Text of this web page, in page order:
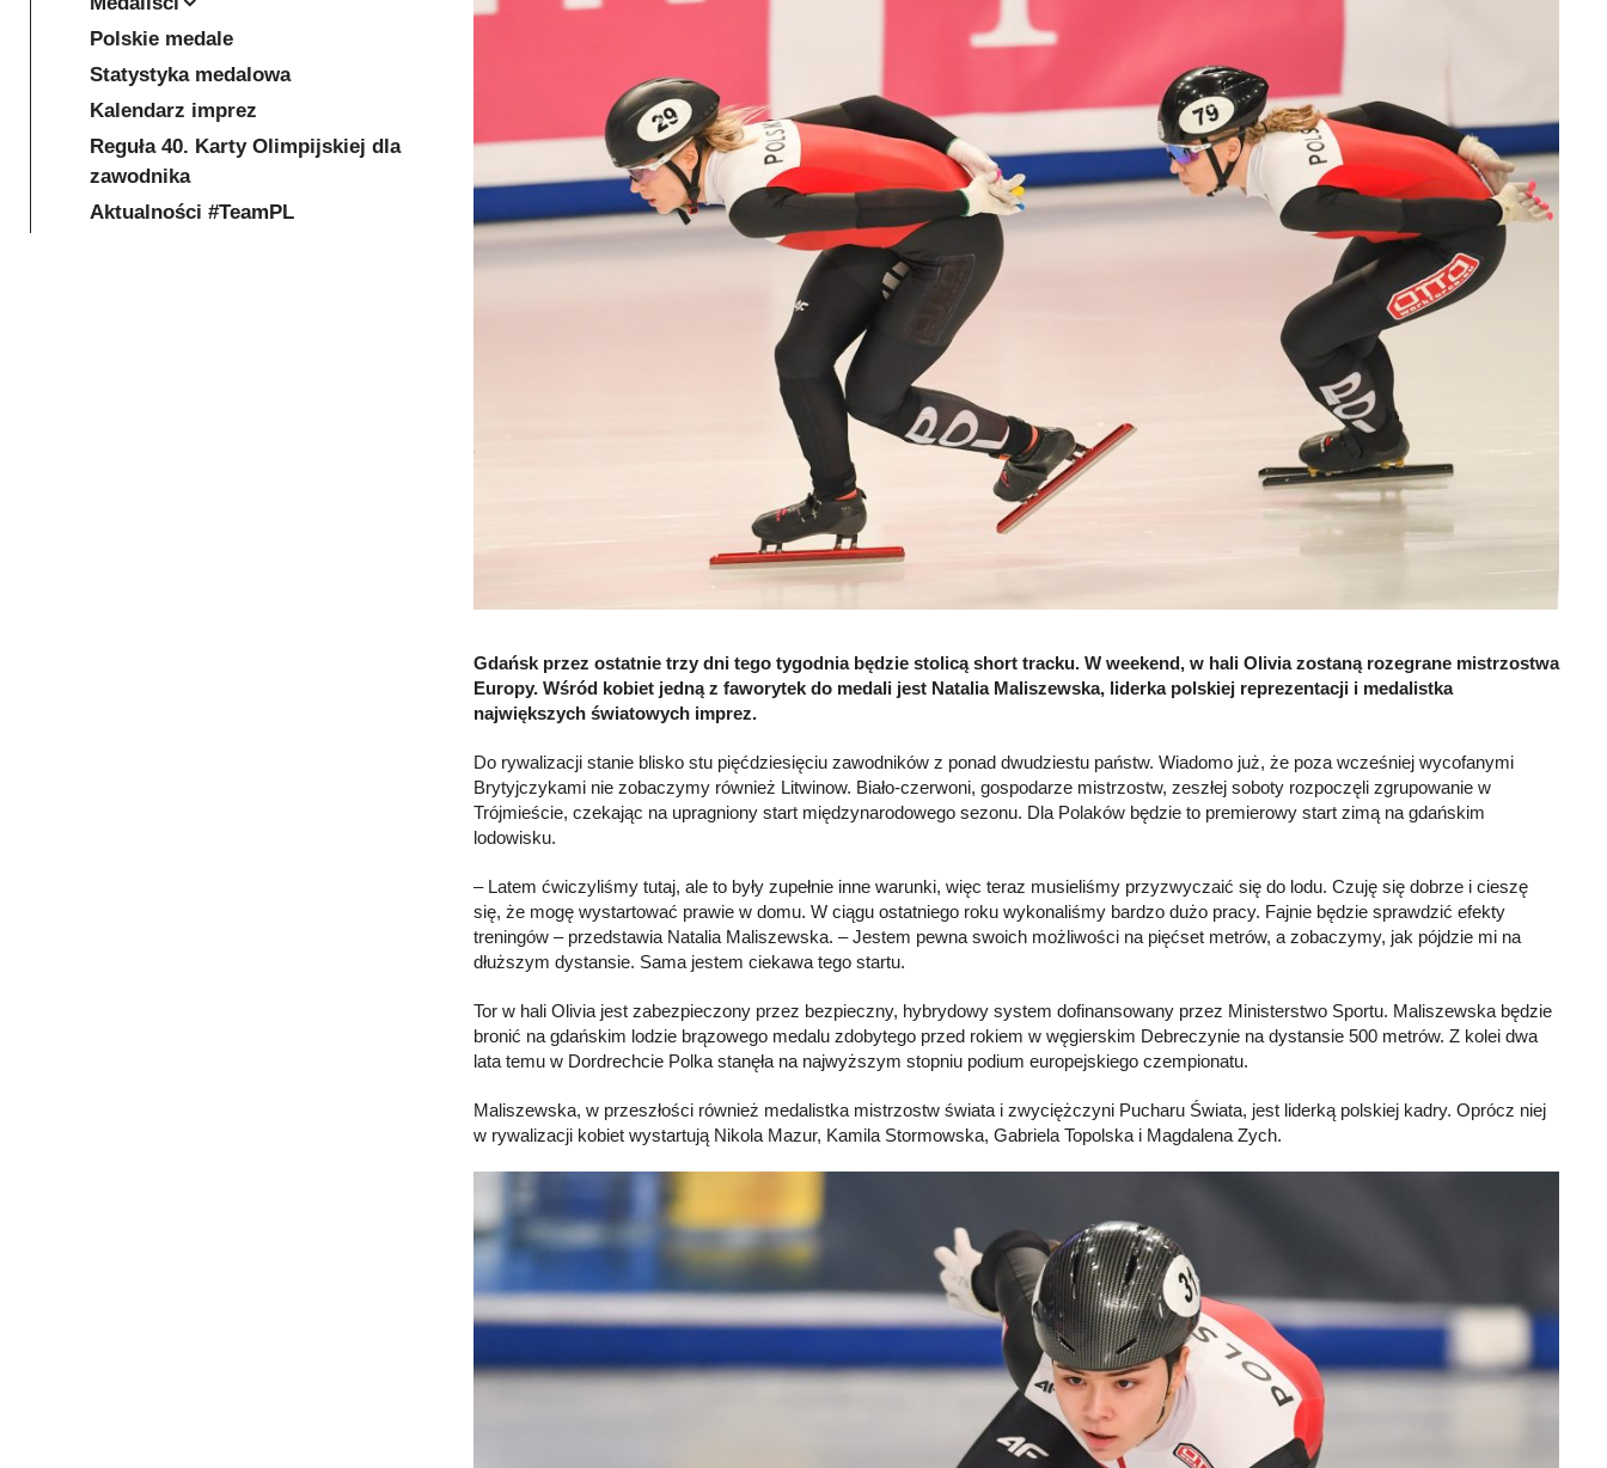
Gdańsk przez ostatnie trzy dni tego tygodnia będzie stolicą short tracku. W weekend, w hali Olivia zostaną rozegrane mistrzostwa
Europy. Wśród kobiet jedną z faworytek do medali jest Natalia Maliszewska, liderka polskiej reprezentacji i medalistka
największych światowych imprez.
Do rywalizacji stanie blisko stu pięćdziesięciu zawodników z ponad dwudziestu państw. Wiadomo już, że poza wcześniej wycofanymi
Brytyjczykami nie zobaczymy również Litwinow. Biało-czerwoni, gospodarze mistrzostw, zeszłej soboty rozpoczęli zgrupowanie w
Trójmieście, czekając na upragniony start międzynarodowego sezonu. Dla Polaków będzie to premierowy start zimą na gdańskim
lodowisku.
– Latem ćwiczyliśmy tutaj, ale to były zupełnie inne warunki, więc teraz musieliśmy przyzwyczaić się do lodu. Czuję się dobrze i cieszę
się, że mogę wystartować prawie w domu. W ciągu ostatniego roku wykonaliśmy bardzo dużo pracy. Fajnie będzie sprawdzić efekty
treningów – przedstawia Natalia Maliszewska. – Jestem pewna swoich możliwości na pięćset metrów, a zobaczymy, jak pójdzie mi na
dłuższym dystansie. Sama jestem ciekawa tego startu.
Tor w hali Olivia jest zabezpieczony przez bezpieczny, hybrydowy system dofinansowany przez Ministerstwo Sportu. Maliszewska będzie
bronić na gdańskim lodzie brązowego medalu zdobytego przed rokiem w węgierskim Debreczynie na dystansie 500 metrów. Z kolei dwa
lata temu w Dordrechcie Polka stanęła na najwyższym stopniu podium europejskiego czempionatu.
Maliszewska, w przeszłości również medalistka mistrzostw świata i zwyciężczyni Pucharu Świata, jest liderką polskiej kadry. Oprócz niej
w rywalizacji kobiet wystartują Nikola Mazur, Kamila Stormowska, Gabriela Topolska i Magdalena Zych.
Polskie medale
Statystyka medalowa
Kalendarz imprez
Reguła 40. Karty Olimpijskiej dla
zawodnika
Aktualności #TeamPL